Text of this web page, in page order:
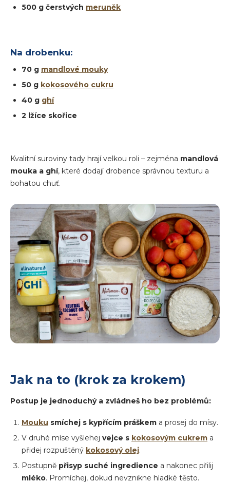
500 g čerstvých meruněk
Na drobenku:
70 g mandlové mouky
50 g kokosového cukru
40 g ghí
2 lžíce skořice
Kvalitní suroviny tady hrají velkou roli – zejména mandlová
mouka a ghí, které dodají drobence správnou texturu a
bohatou chuť.
Jak na to (krok za krokem)
Postup je jednoduchý a zvládneš ho bez problémů:
Mouku smíchej s kypřícím práškem a prosej do mísy.
V druhé míse vyšlehej vejce s kokosovým cukrem a
přidej rozpuštěný kokosový olej.
Postupně přisyp suché ingredience a nakonec přilij
mléko. Promíchej, dokud nevznikne hladké těsto.